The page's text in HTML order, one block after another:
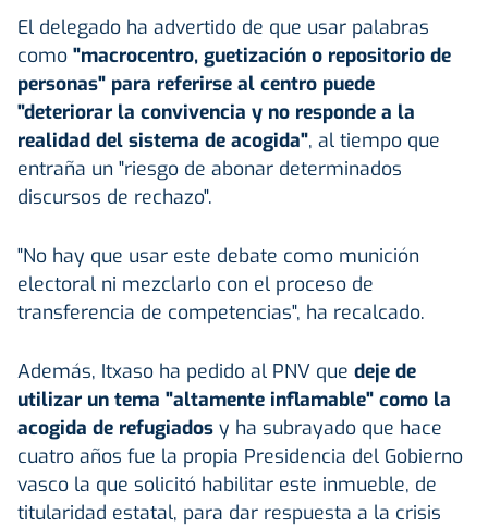
El delegado ha advertido de que usar palabras
como "macrocentro, guetización o repositorio de
personas" para referirse al centro puede
"deteriorar la convivencia y no responde a la
realidad del sistema de acogida", al tiempo que
entraña un "riesgo de abonar determinados
discursos de rechazo".
"No hay que usar este debate como munición
electoral ni mezclarlo con el proceso de
transferencia de competencias", ha recalcado.
Además, Itxaso ha pedido al PNV que deje de
utilizar un tema "altamente inflamable" como la
acogida de refugiados y ha subrayado que hace
cuatro años fue la propia Presidencia del Gobierno
vasco la que solicitó habilitar este inmueble, de
titularidad estatal, para dar respuesta a la crisis